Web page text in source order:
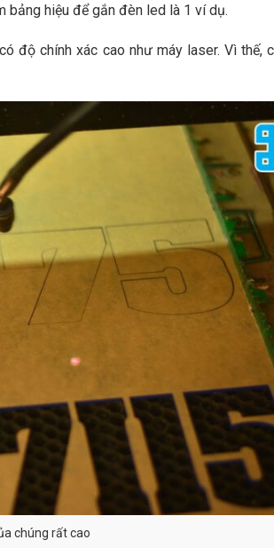
bảng hiệu để gắn đèn led là 1 ví dụ.
độ chính xác cao như máy laser. Vì thế,
chúng rất cao